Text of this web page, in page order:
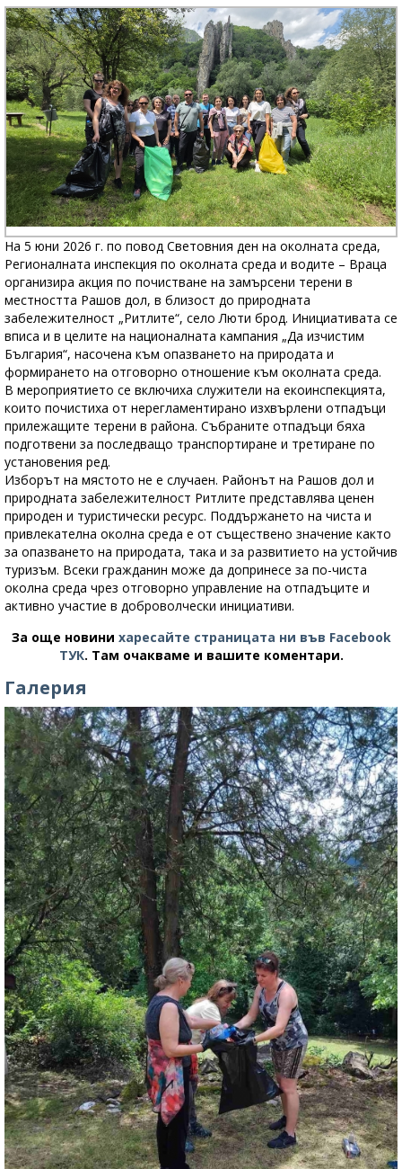
На 5 юни 2026 г. по повод Световния ден на околната среда,
Регионалната инспекция по околната среда и водите – Враца
организира акция по почистване на замърсени терени в
местността Рашов дол, в близост до природната
забележителност „Ритлите“, село Люти брод. Инициативата се
вписа и в целите на националната кампания „Да изчистим
България“, насочена към опазването на природата и
формирането на отговорно отношение към околната среда.
В мероприятието се включиха служители на екоинспекцията,
които почистиха от нерегламентирано изхвърлени отпадъци
прилежащите терени в района. Събраните отпадъци бяха
подготвени за последващо транспортиране и третиране по
установения ред.
Изборът на мястото не е случаен. Районът на Рашов дол и
природната забележителност Ритлите представлява ценен
природен и туристически ресурс. Поддържането на чиста и
привлекателна околна среда е от съществено значение както
за опазването на природата, така и за развитието на устойчив
туризъм. Всеки гражданин може да допринесе за по-чиста
околна среда чрез отговорно управление на отпадъците и
активно участие в доброволчески инициативи.
За още новини харесайте страницата ни във Facebook
ТУК. Там очакваме и вашите коментари.
Галерия